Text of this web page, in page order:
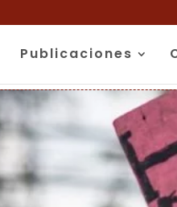
Publicaciones